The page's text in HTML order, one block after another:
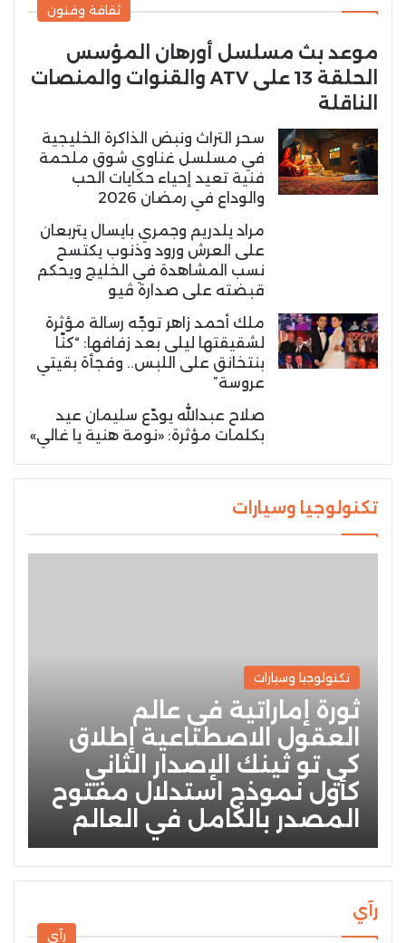
ثقافة وفنون
موعد بث مسلسل أورهان المؤسس
الحلقة 13 على ATV والقنوات والمنصات
الناقلة
سحر التراث ونبض الذاكرة الخليجية
في مسلسل غناوي شوق ملحمة
فنية تعيد إحياء حكايات الحب
والوداع في رمضان 2026
مراد يلدريم وجمري بايسال يتربعان
على العرش ورود وذنوب يكتسح
نسب المشاهدة في الخليج ويحكم
قبضته على صدارة ڤيو
ملك أحمد زاهر توجّه رسالة مؤثرة
لشقيقتها ليلى بعد زفافها: “كنّا
بنتخانق على اللبس.. وفجأة بقيتي
عروسة”
صلاح عبدالله يودّع سليمان عيد
بكلمات مؤثرة: «نومة هنية يا غالي»
تكنولوجيا وسيارات
تكنولوجيا وسيارات
ثورة إماراتية في عالم
العقول الاصطناعية إطلاق
كي تو ثينك الإصدار الثاني
كأول نموذج استدلال مفتوح
المصدر بالكامل في العالم
رآي
رآي